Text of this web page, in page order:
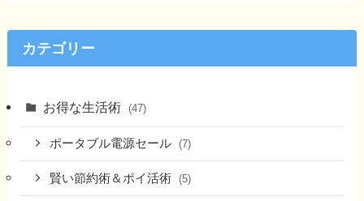
カテゴリー
お得な生活術 (47)
ポータブル電源セール (7)
賢い節約術＆ポイ活術 (5)